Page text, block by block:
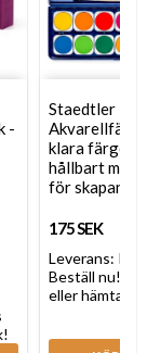
-
Staedtler
klara färger -
hållbart
för skapande
175 SEK
Leverans: I
Beställ nu!
eller hämtas i